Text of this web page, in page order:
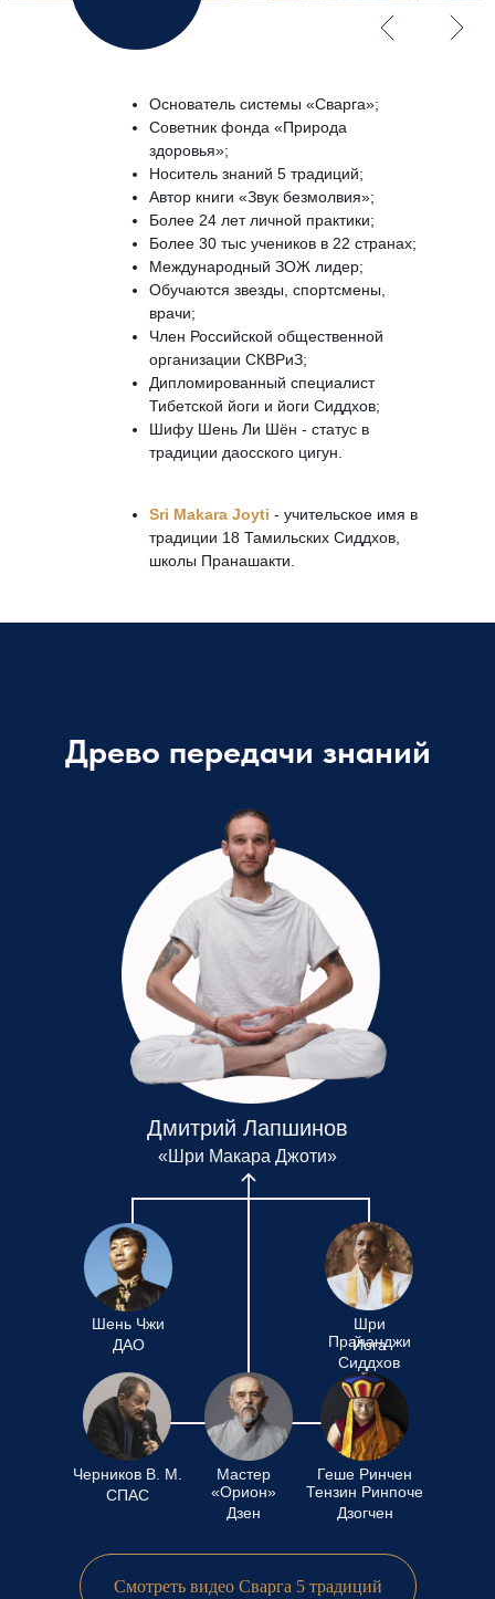
Основатель системы «Сварга»;
Советник фонда «Природа
здоровья»;
Носитель знаний 5 традиций;
Автор книги «Звук безмолвия»;
Более 24 лет личной практики;
Более 30 тыс учеников в 22 странах;
Международный ЗОЖ лидер;
Обучаются звезды, спортсмены,
врачи;
Член Российской общественной
организации СКВРиЗ;
Дипломированный специалист
Тибетской йоги и йоги Сиддхов;
Шифу Шень Ли Шëн - статус в
традиции даосского цигун.
Sri Makara Joyti - учительское имя в
традиции 18 Тамильских Сиддхов,
школы Пранашакти.
Древо передачи знаний
Дмитрий Лапшинов
«Шри Макара Джоти»
Шень Чжи
ДАО
Шри
Прананджи
Мастер
«Орион»
Черников В. М.
Геше Ринчен
Тензин Ринпоче
Йога
Сиддхов
Дзен
СПАС
Дзогчен
Смотреть видео Сварга 5 традиций